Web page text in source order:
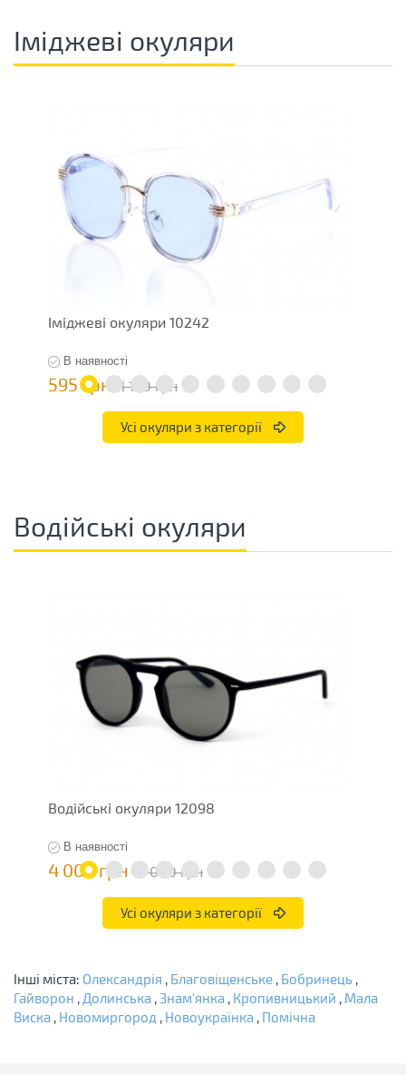
Іміджеві окуляри
Іміджеві окуляри 10242
В наявності
595 грн 1 190 грн
Усі окуляри з категорії
Водійські окуляри
Водійські окуляри 12098
В наявності
4 000 грн 8 000 грн
Усі окуляри з категорії
Інші міста: Олександрія , Благовіщенське , Бобринець ,
Гайворон , Долинська , Знам'янка , Кропивницький , Мала
Виска , Новомиргород , Новоукраїнка , Помічна